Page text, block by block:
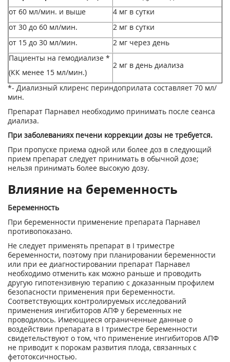
от 60 мл/мин. и выше
4 мг в сутки
от 30 до 60 мл/мин.
2 мг в сутки
от 15 до 30 мл/мин.
2 мг через день
Пациенты на гемодиализе *
(КК менее 15 мл/мин.)
2 мг в день диализа
*- Диализный клиренс периндоприлата составляет 70 мл/
мин.
Препарат Парнавел необходимо принимать после сеанса
диализа.
При заболеваниях печени коррекции дозы не требуется.
При пропуске приема одной или более доз в следующий
прием препарат следует принимать в обычной дозе;
нельзя принимать более высокую дозу.
Влияние на беременность
Беременность
При беременности применение препарата Парнавел
противопоказано.
Не следует применять препарат в I триместре
беременности, поэтому при планировании беременности
или при ее диагностировании препарат Парнавел
необходимо отменить как можно раньше и проводить
другую гипотензивную терапию с доказанным профилем
безопасности применения при беременности.
Соответствующих контролируемых исследований
применения ингибиторов АПФ у беременных не
проводилось. Имеющиеся ограниченные данные о
воздействии препарата в I триместре беременности
свидетельствуют о том, что применение ингибиторов АПФ
не приводит к порокам развития плода, связанных с
фетотоксичностью.